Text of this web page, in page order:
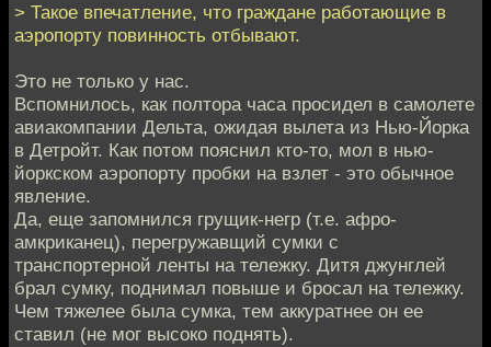
> Такое впечатление, что граждане работающие в
аэропорту повинность отбывают.
Это не только у нас.
Вспомнилось, как полтора часа просидел в самолете
авиакомпании Дельта, ожидая вылета из Нью-Йорка
в Детройт. Как потом пояснил кто-то, мол в нью-
йоркском аэропорту пробки на взлет - это обычное
явление.
Да, еще запомнился грущик-негр (т.е. афро-
амкриканец), перегружавщий сумки с
транспортерной ленты на тележку. Дитя джунглей
брал сумку, поднимал повыше и бросал на тележку.
Чем тяжелее была сумка, тем аккуратнее он ее
ставил (не мог высоко поднять).